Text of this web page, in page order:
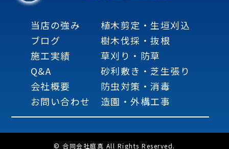
当店の強み
ブログ
施工実績
Q&A
会社概要
お問い合わせ
植木剪定・生垣刈込
樹木伐採・抜根
草刈り・防草
砂利敷き・芝生張り
防虫対策・消毒
造園・外構工事
© 合同会社庭真 All Rights Reserved.